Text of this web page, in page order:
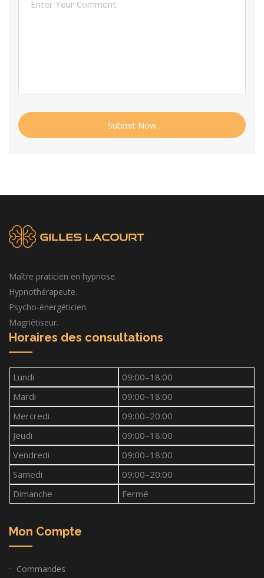
Submit Now
Maître praticien en hypnose.
Hypnothérapeute.
Psycho-énergéticien.
Magnétiseur.
Horaires des consultations
Lundi
09:00–18:00
Mardi
09:00–18:00
Mercredi
09:00–20:00
Jeudi
09:00–18:00
Vendredi
09:00–18:00
Samedi
09:00–20:00
Dimanche
Fermé
Mon Compte
Commandes